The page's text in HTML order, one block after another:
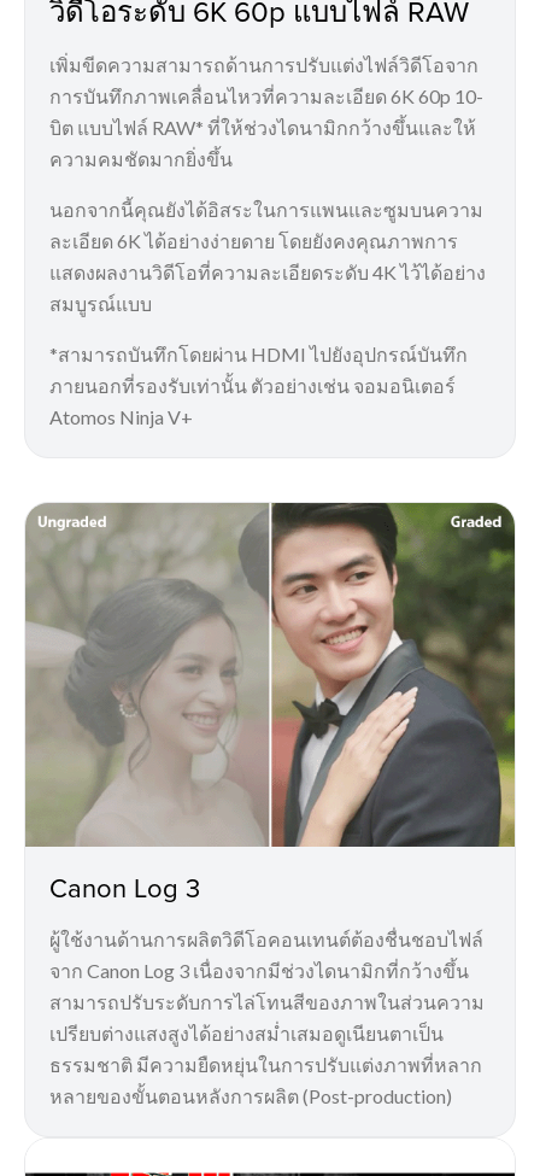
วิดีโอระดับ 6K 60p แบบไฟล์ RAW
เพิ่มขีดความสามารถด้านการปรับแต่งไฟล์วิดีโอจาก
การบันทึกภาพเคลื่อนไหวที่ความละเอียด 6K 60p 10-
บิต แบบไฟล์ RAW* ที่ให้ช่วงไดนามิกกว้างขึ้นและให้
ความคมชัดมากยิ่งขึ้น
นอกจากนี้คุณยังได้อิสระในการแพนและซูมบนความ
ละเอียด 6K ได้อย่างง่ายดาย โดยยังคงคุณภาพการ
แสดงผลงานวิดีโอที่ความละเอียดระดับ 4K ไว้ได้อย่าง
สมบูรณ์แบบ
*สามารถบันทึกโดยผ่าน HDMI ไปยังอุปกรณ์บันทึก
ภายนอกที่รองรับเท่านั้น ตัวอย่างเช่น จอมอนิเตอร์
Atomos Ninja V+
Canon Log 3
ผู้ใช้งานด้านการผลิตวิดีโอคอนเทนต์ต้องชื่นชอบไฟล์
จาก Canon Log 3 เนื่องจากมีช่วงไดนามิกที่กว้างขึ้น
สามารถปรับระดับการไล่โทนสีของภาพในส่วนความ
เปรียบต่างแสงสูงได้อย่างสม่ำเสมอดูเนียนตาเป็น
ธรรมชาติ มีความยืดหยุ่นในการปรับแต่งภาพที่หลาก
หลายของขั้นตอนหลังการผลิต (Post-production)